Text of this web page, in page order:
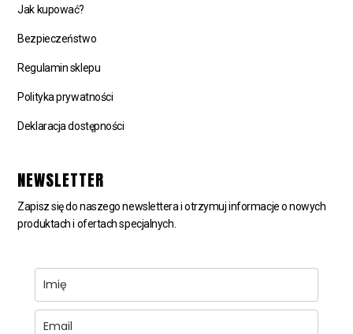
Jak kupować?
Bezpieczeństwo
Regulamin sklepu
Polityka prywatności
Deklaracja dostępności
NEWSLETTER
Zapisz się do naszego newslettera i otrzymuj informacje o nowych
produktach i ofertach specjalnych.